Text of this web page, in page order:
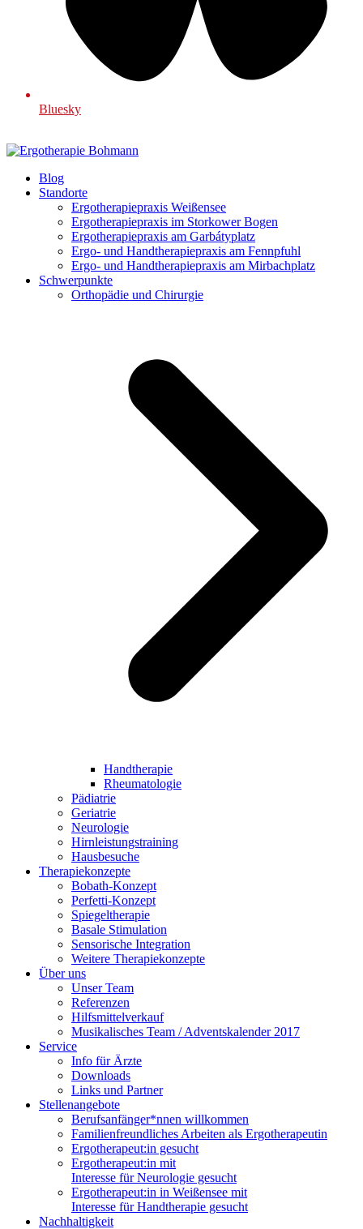
Bluesky
Blog
Standorte
Ergotherapiepraxis Weißensee
Ergotherapiepraxis im Storkower Bogen
Ergotherapiepraxis am Garbátyplatz
Ergo- und Handtherapiepraxis am Fennpfuhl
Ergo- und Handtherapiepraxis am Mirbachplatz
Schwerpunkte
Orthopädie und Chirurgie
Handtherapie
Rheumatologie
Pädiatrie
Geriatrie
Neurologie
Hirnleistungstraining
Hausbesuche
Therapiekonzepte
Bobath-Konzept
Perfetti-Konzept
Spiegeltherapie
Basale Stimulation
Sensorische Integration
Weitere Therapiekonzepte
Über uns
Unser Team
Referenzen
Hilfsmittelverkauf
Musikalisches Team / Adventskalender 2017
Service
Info für Ärzte
Downloads
Links und Partner
Stellenangebote
Berufsanfänger*nnen willkommen
Familienfreundliches Arbeiten als Ergotherapeutin
Ergotherapeut:in gesucht
Ergotherapeut:in mit
Interesse für Neurologie gesucht
Ergotherapeut:in in Weißensee mit
Interesse für Handtherapie gesucht
Nachhaltigkeit